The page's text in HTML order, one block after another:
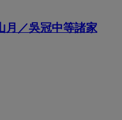
月／吳冠中等諸家